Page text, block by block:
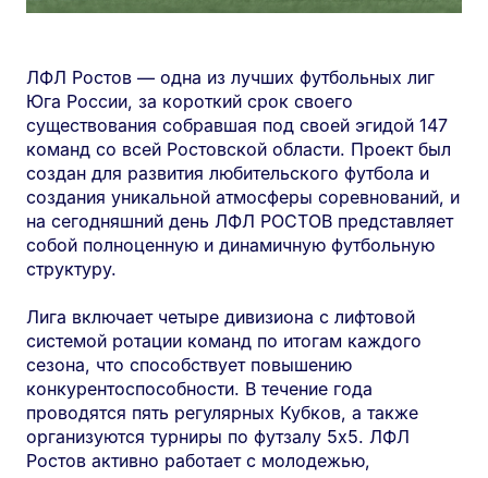
ЛФЛ Ростов — одна из лучших футбольных лиг
Юга России, за короткий срок своего
существования собравшая под своей эгидой 147
команд со всей Ростовской области. Проект был
создан для развития любительского футбола и
создания уникальной атмосферы соревнований, и
на сегодняшний день ЛФЛ РОСТОВ представляет
собой полноценную и динамичную футбольную
структуру.
Лига включает четыре дивизиона с лифтовой
системой ротации команд по итогам каждого
сезона, что способствует повышению
конкурентоспособности. В течение года
проводятся пять регулярных Кубков, а также
организуются турниры по футзалу 5х5. ЛФЛ
Ростов активно работает с молодежью,